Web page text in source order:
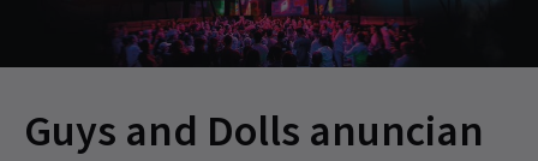
Guys and Dolls anuncian